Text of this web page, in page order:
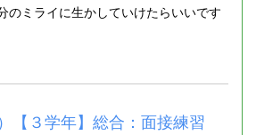
のミライに生かしていけたらいいです
【３学年】総合：面接練習